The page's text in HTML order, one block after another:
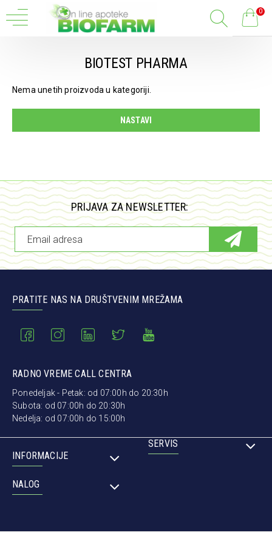
0
BIOTEST PHARMA
Nema unetih proizvoda u kategoriji.
NASTAVI
PRIJAVA ZA NEWSLETTER:
PRATITE NAS NA DRUŠTVENIM MREŽAMA
RADNO VREME CALL CENTRA
Ponedeljak - Petak: od 07:00h do 20:30h
Subota: od 07:00h do 20:30h
Nedelja: od 07:00h do 15:00h
INFORMACIJE
SERVIS
NALOG